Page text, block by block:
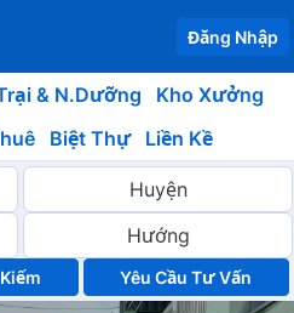
Đăng Nhập
& N.Dưỡng
Kho Xưởng
Biệt Thự Liền Kề
Yêu Cầu Tư Vấn